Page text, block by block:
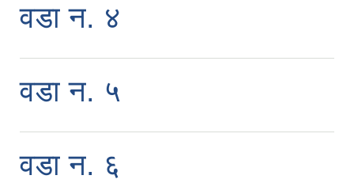
वडा न. ४
वडा न. ५
वडा न. ६